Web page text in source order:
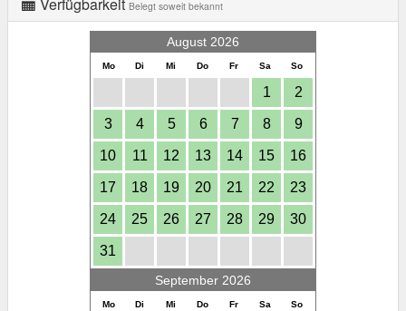
Verfügbarkeit Belegt soweit bekannt
August 2026
Mo Di Mi Do Fr Sa So
1 2
3 4 5 6 7 8 9
10 11 12 13 14 15 16
17 18 19 20 21 22 23
24 25 26 27 28 29 30
31
September 2026
Mo Di Mi Do Fr Sa So